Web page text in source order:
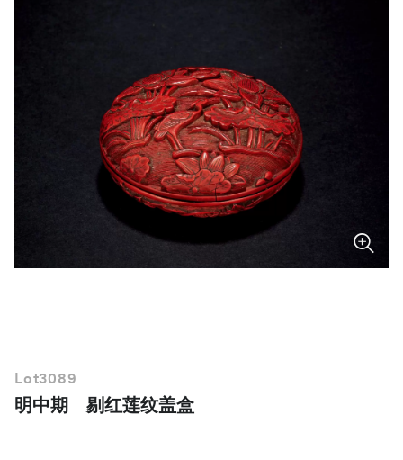
Lot3089
明中期 剔红莲纹盖盒